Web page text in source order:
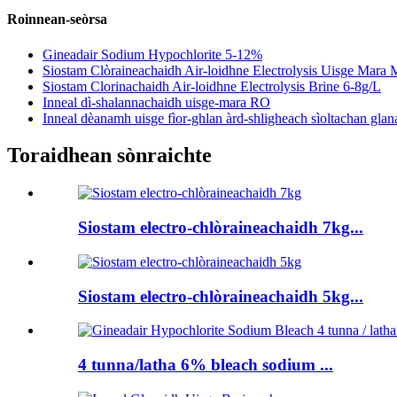
Roinnean-seòrsa
Gineadair Sodium Hypochlorite 5-12%
Siostam Clòraineachaidh Air-loidhne Electrolysis Uisge Mara
Siostam Clorinachaidh Air-loidhne Electrolysis Brine 6-8g/L
Inneal dì-shalannachaidh uisge-mara RO
Inneal dèanamh uisge fìor-ghlan àrd-shligheach sìoltachan
Toraidhean sònraichte
Siostam electro-chlòraineachaidh 7kg...
Siostam electro-chlòraineachaidh 5kg...
4 tunna/latha 6% bleach sodium ...